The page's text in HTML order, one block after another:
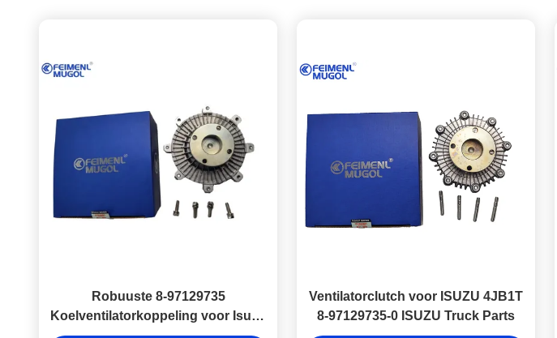
Robuuste 8-97129735
Koelventilatorkoppeling voor Isuzu
100P, Gebouwd om Zware
Ventilatorclutch voor ISUZU 4JB1T
8-97129735-0 ISUZU Truck Parts